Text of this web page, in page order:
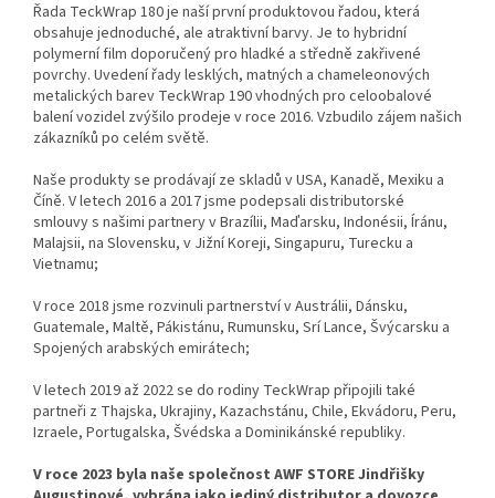
Řada TeckWrap 180 je naší první produktovou řadou, která
obsahuje jednoduché, ale atraktivní barvy. Je to hybridní
polymerní film doporučený pro hladké a středně zakřivené
povrchy. Uvedení řady lesklých, matných a chameleonových
metalických barev TeckWrap 190 vhodných pro celoobalové
balení vozidel zvýšilo prodeje v roce 2016. Vzbudilo zájem našich
zákazníků po celém světě.
Naše produkty se prodávají ze skladů v USA, Kanadě, Mexiku a
Číně. V letech 2016 a 2017 jsme podepsali distributorské
smlouvy s našimi partnery v Brazílii, Maďarsku, Indonésii, Íránu,
Malajsii, na Slovensku, v Jižní Koreji, Singapuru, Turecku a
Vietnamu;
V roce 2018 jsme rozvinuli partnerství v Austrálii, Dánsku,
Guatemale, Maltě, Pákistánu, Rumunsku, Srí Lance, Švýcarsku a
Spojených arabských emirátech;
V letech 2019 až 2022 se do rodiny TeckWrap připojili také
partneři z Thajska, Ukrajiny, Kazachstánu, Chile, Ekvádoru, Peru,
Izraele, Portugalska, Švédska a Dominikánské republiky.
V roce 2023 byla naše společnost AWF STORE Jindřišky